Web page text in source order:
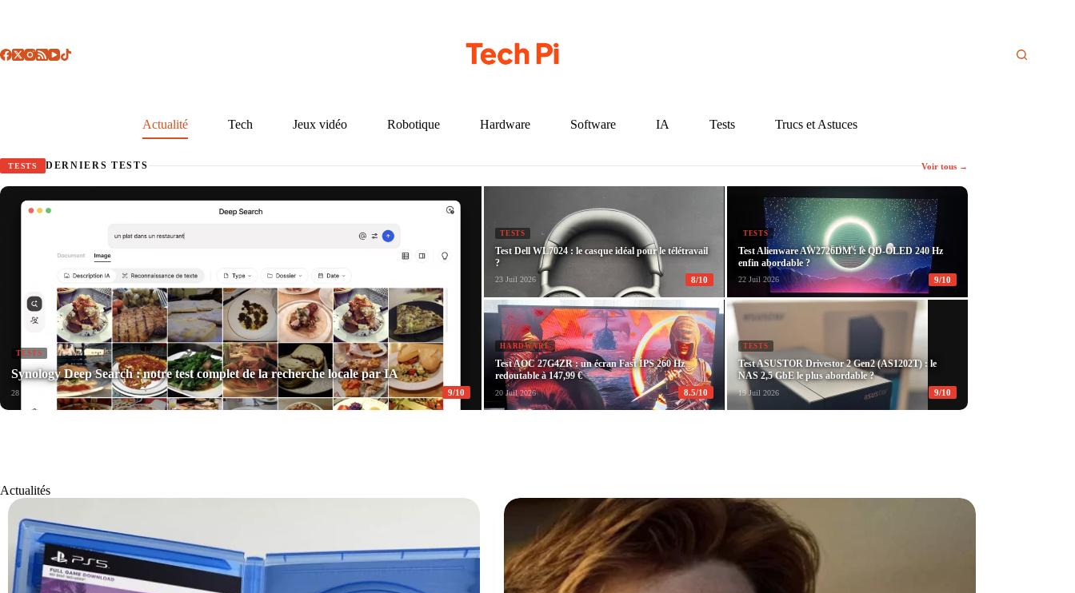
Actualité Tech Jeux vidéo Robotique Hardware Software IA Tests Trucs et Astuces
TESTS DERNIERS TESTS Voir tous →
TESTS
Synology Deep Search : notre test complet de la recherche locale par IA
28 Juil 2026 9/10
TESTS
Test Dell WL7024 : le casque idéal pour le télétravail
?
23 Juil 2026 8/10
TESTS
Test Alienware AW2726DM : le QD-OLED 240 Hz
enfin abordable ?
22 Juil 2026 9/10
HARDWARE
Test AOC 27G4ZR : un écran Fast IPS 260 Hz
redoutable à 147,99 €
20 Juil 2026 8.5/10
TESTS
Test ASUSTOR Drivestor 2 Gen2 (AS1202T) : le
NAS 2,5 GbE le plus abordable ?
19 Juil 2026 9/10
Actualités